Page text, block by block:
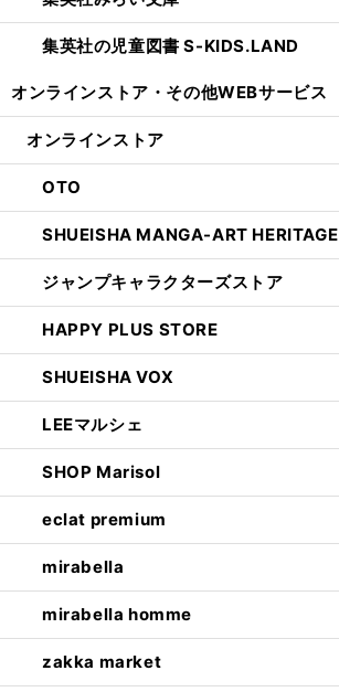
集英社の児童図書 S-KIDS.LAND
オンラインストア・ その他WEBサービス
オンラインストア
OTO
SHUEISHA MANGA-ART HERITAGE
ジャンプキャラクターズストア
HAPPY PLUS STORE
SHUEISHA VOX
LEEマルシェ
SHOP Marisol
eclat premium
mirabella
mirabella homme
zakka market